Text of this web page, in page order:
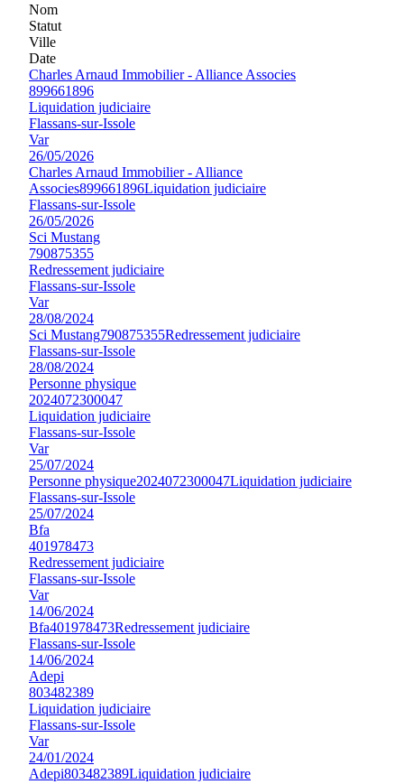
Nom
Statut
Ville
Date
Charles Arnaud Immobilier - Alliance Associes
899661896
Liquidation judiciaire
Flassans-sur-Issole
Var
26/05/2026
Charles Arnaud Immobilier - Alliance
Associes899661896Liquidation judiciaire
Flassans-sur-Issole
26/05/2026
Sci Mustang
790875355
Redressement judiciaire
Flassans-sur-Issole
Var
28/08/2024
Sci Mustang790875355Redressement judiciaire
Flassans-sur-Issole
28/08/2024
Personne physique
2024072300047
Liquidation judiciaire
Flassans-sur-Issole
Var
25/07/2024
Personne physique2024072300047Liquidation judiciaire
Flassans-sur-Issole
25/07/2024
Bfa
401978473
Redressement judiciaire
Flassans-sur-Issole
Var
14/06/2024
Bfa401978473Redressement judiciaire
Flassans-sur-Issole
14/06/2024
Adepi
803482389
Liquidation judiciaire
Flassans-sur-Issole
Var
24/01/2024
Adepi803482389Liquidation judiciaire